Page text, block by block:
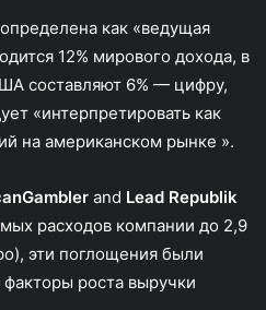
как «ведущая
12% мирового дохода, в
составляют 6% — цифру,
«интерпретировать как
на американском рынке ».
and Lead Republik
расходов компании до 2,9
эти поглощения были
роста выручки